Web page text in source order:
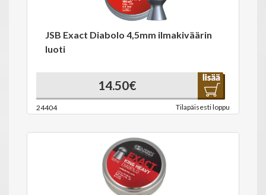
JSB Exact Diabolo 4,5mm ilmakiväärin
luoti
14.50€
24404 Tilapäisesti loppu